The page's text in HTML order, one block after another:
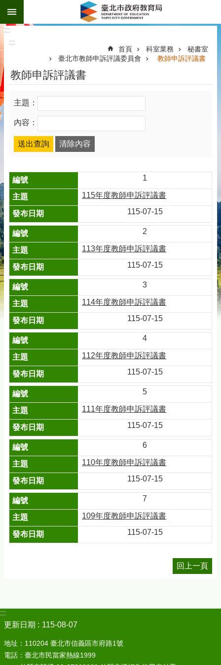
跳到主要內容區塊
:::
:::
首頁 科室業務
秘書室
臺北市教師申訴評議委員會
教師申訴評議書
教師申訴評議書
主題：
內容：
1
115年度教師申訴評議書
115-07-15
2
113年度教師申訴評議書
115-07-15
3
114年度教師申訴評議書
115-07-15
4
112年度教師申訴評議書
115-07-15
5
111年度教師申訴評議書
115-07-15
6
110年度教師申訴評議書
115-07-15
7
109年度教師申訴評議書
115-07-15
回上一頁
:::
更新日期
115-08-07
地址：110204 臺北市信義區市府路1號
電話：臺北市民當家熱線1999